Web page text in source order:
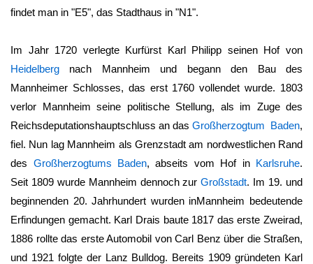
findet man in "E5", das Stadthaus in "N1".
Im Jahr 1720 verlegte Kurfürst Karl Philipp seinen Hof von
Heidelberg nach Mannheim und begann den Bau des
Mannheimer Schlosses, das erst 1760 vollendet wurde. 1803
verlor Mannheim seine politische Stellung, als im Zuge des
Reichsdeputationshauptschluss an das Großherzogtum Baden,
fiel. Nun lag Mannheim als Grenzstadt am nordwestlichen Rand
des Großherzogtums Baden, abseits vom Hof in Karlsruhe.
Seit 1809 wurde Mannheim dennoch zurGroßstadt. Im 19. und
beginnenden 20. Jahrhundert wurden inMannheim bedeutende
Erfindungen gemacht. Karl Drais baute 1817 das erste Zweirad,
1886 rollte das erste Automobil von Carl Benz über die Straßen,
und 1921 folgte der Lanz Bulldog. Bereits 1909 gründeten Karl